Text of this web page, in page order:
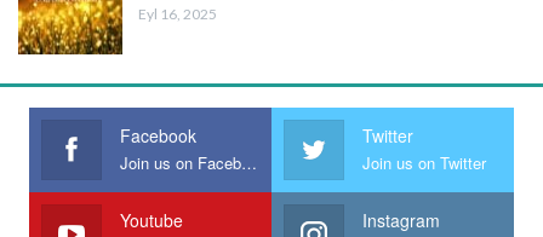
Eyl 16, 2025
Facebook
Join us on Facebook
Twitter
Join us on Twitter
Youtube Instagram